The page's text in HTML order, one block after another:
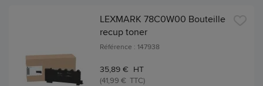
LEXMARK 78C0W00 Bouteille
recup toner
Référence : 147938
35,89 € HT
(41,99 € TTC)